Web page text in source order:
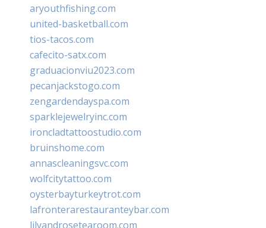
aryouthfishing.com
united-basketball.com
tios-tacos.com
cafecito-satx.com
graduacionviu2023.com
pecanjackstogo.com
zengardendayspa.com
sparklejewelryinc.com
ironcladtattoostudio.com
bruinshome.com
annascleaningsvc.com
wolfcitytattoo.com
oysterbayturkeytrot.com
lafronterarestauranteybar.com
lilyandrosetearoom.com